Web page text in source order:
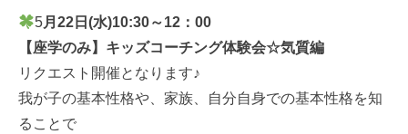
5月22 日(水)10:30～12：00
【座学のみ】キッズコーチング体験会☆気質編
リクエスト開催となります♪
我が子の基本性格や、家族、自分自身での基本性格を知
ることで